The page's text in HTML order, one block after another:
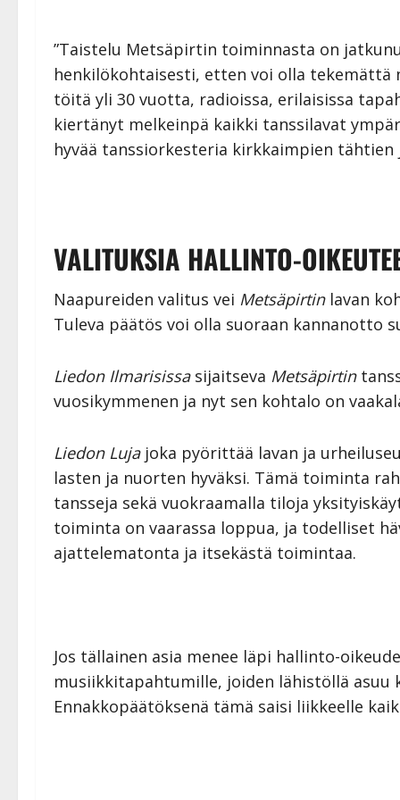
”Taistelu Metsäpirtin toiminnasta on
henkilökohtaisesti, etten voi olla
töitä yli 30 vuotta, radioissa, erilaisissa
kiertänyt melkeinpä kaikki tanssilavat
hyvää tanssiorkesteria kirkkaimpien tähtien
VALITUKSIA HALLINTO-
Naapureiden valitus vei Metsäpirtinlavan
Tuleva päätös voi olla suoraan kannanotto
Liedon Ilmarisissasijaitseva Metsäpirtin
vuosikymmenen ja nyt sen kohtalo on
Liedon Lujajoka pyörittää lavan ja
lasten ja nuorten hyväksi. Tämä toiminta
tansseja sekä vuokraamalla tiloja
toiminta on vaarassa loppua, ja todelliset
ajattelematonta ja itsekästä toimintaa.
Jos tällainen asia menee läpi hallinto-
musiikkitapahtumille, joiden lähistöllä asuu
Ennakkopäätöksenä tämä saisi liikkeelle